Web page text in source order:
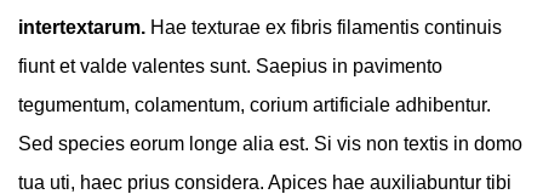
intertextarum. Hae texturae ex fibris filamentis continuis
fiunt et valde valentes sunt. Saepius in pavimento
tegumentum, colamentum, corium artificiale adhibentur.
Sed species eorum longe alia est. Si vis non textis in domo
tua uti, haec prius considera. Apices hae auxiliabuntur tibi